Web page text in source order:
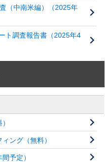
（中南米編）（2025年
ト調査報告書（2025年4
ング（無料）
予定）